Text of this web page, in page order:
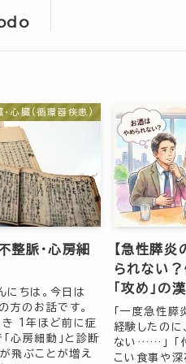
・心臓(循環器疾患)
脈・心房細
ちは。今日は
の方のお話です。
1年ほど前に症
心房細動」と診断
飛ぶことが増え
【急性膵
られない
「攻め」の
「一度急性
経験したのに
ない……」 「
こい食事や深